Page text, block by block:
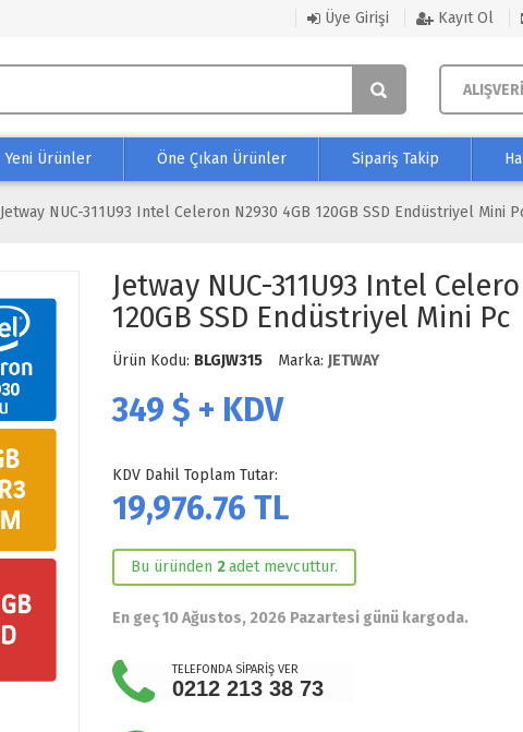
Üye Girişi Kayıt Ol
Yeni Ürünler Öne Çıkan Ürünler Sipariş Takip
Jetway NUC-311U93 Intel Celeron N2930 4GB 120GB SSD Endüstriyel Mini
Jetway NUC-311U93 Intel
120GB SSD Endüstriyel Mini Pc
Ürün Kodu: BLGJW315 Marka: JETWAY
349 $ + KDV
KDV Dahil Toplam Tutar:
19,976.76 TL
Bu üründen 2adet mevcuttur.
En geç 10 Ağustos, 2026 Pazartesi günü kargoda.
TELEFONDA SİPARİŞ VER
0212 213 38 73